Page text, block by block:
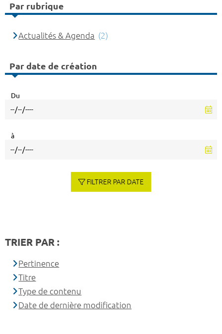
Par rubrique
Actualités & Agenda (2)
Par date de création
Du
à
FILTRER PAR DATE
TRIER PAR :
Pertinence
Titre
Type de contenu
Date de dernière modification